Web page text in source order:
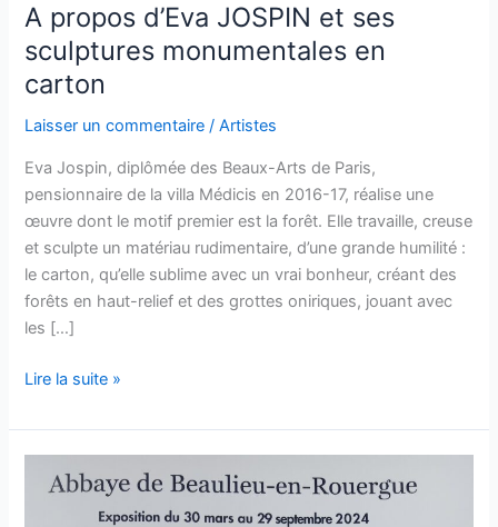
A propos d’Eva JOSPIN et ses
sculptures monumentales en
carton
Laisser un commentaire /Artistes
Eva Jospin, diplômée des Beaux-Arts de Paris,
pensionnaire de la villa Médicis en 2016-17, réalise une
œuvre dont le motif premier est la forêt. Elle travaille, creuse
et sculpte un matériau rudimentaire, d’une grande humilité :
le carton, qu’elle sublime avec un vrai bonheur, créant des
forêts en haut-relief et des grottes oniriques, jouant avec
les […]
A
d’Eva
JOSPIN
Lire la suite »